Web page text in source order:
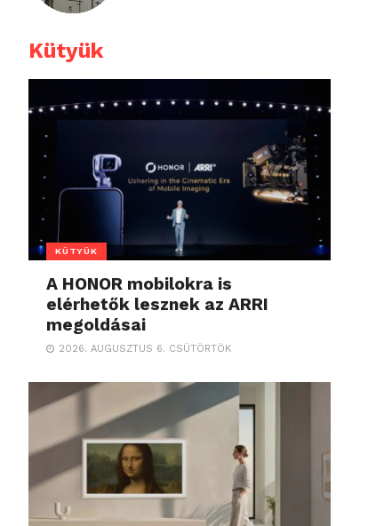
Kütyük
KÜTYÜK
A HONOR mobilokra is
elérhetők lesznek az ARRI
megoldásai
2026. AUGUSZTUS 6. CSÜTÖRTÖK